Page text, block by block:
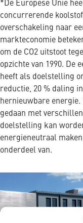
*De Europese Unie
concurrerende
overschakeling naar
markteconomie
om de CO2 uitstoot
opzichte van 1990. De
heeft als doelstelling
reductie, 20 % daling
hernieuwbare
gedaan met
doelstelling kan
energieneutraal
onderdeel van.